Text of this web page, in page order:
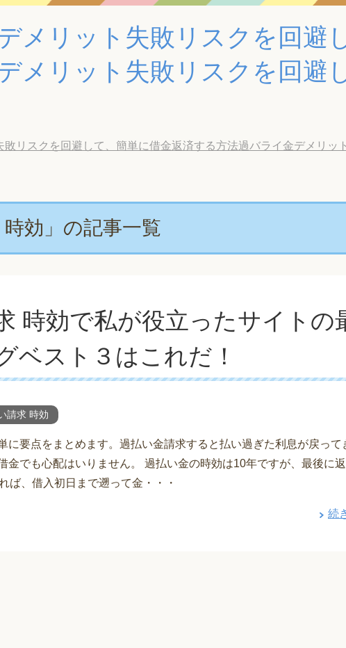
メリット失敗リスクを回避
メリット失敗リスクを回避
敗リスクを回避して、簡単に借金返済する方法過バライ金デメリッ
時効」の記事一覧
時効で私が役立ったサイトの
ベスト３はこれだ！
請求 時効
に要点をまとめます。過払い金請求すると払い過ぎた利息が戻って
金でも心配はいりません。 過払い金の時効は10年ですが、最後に
ば、借入初日まで遡って金・・・
続